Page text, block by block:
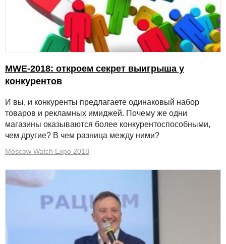
MWE-2018: откроем секрет выигрыша у
конкурентов
И вы, и конкуренты предлагаете одинаковый набор
товаров и рекламных имиджей. Почему же одни
магазины оказываются более конкурентоспособными,
чем другие? В чем разница между ними?
Moscow Watch Expo 2018